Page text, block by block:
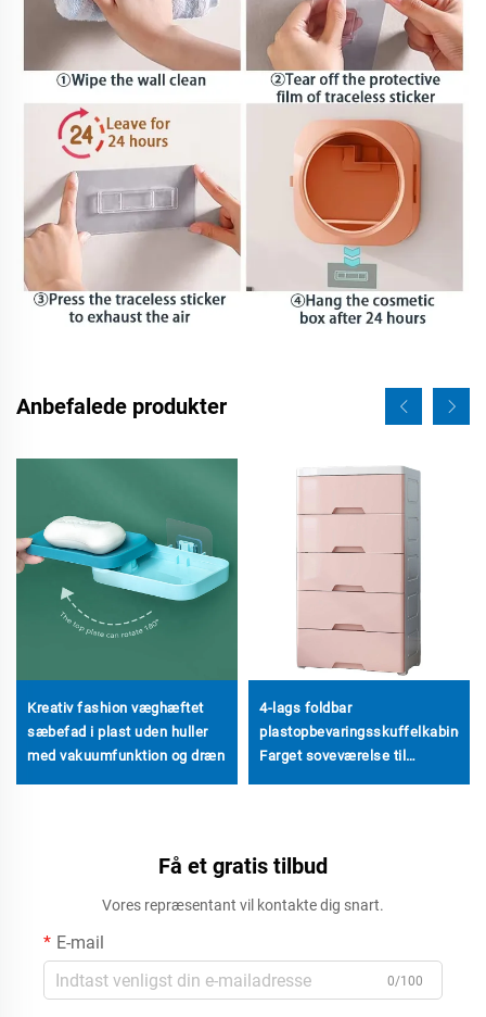
Anbefalede produkter
Kreativ fashion væghæftet
sæbefad i plast uden huller
med vakuumfunktion og dræn
4-lags foldbar
plastopbevaringsskuffelkabinet
Farget soveværelse til
Få et gratis tilbud
Vores repræsentant vil kontakte dig snart.
E-mail
0/100